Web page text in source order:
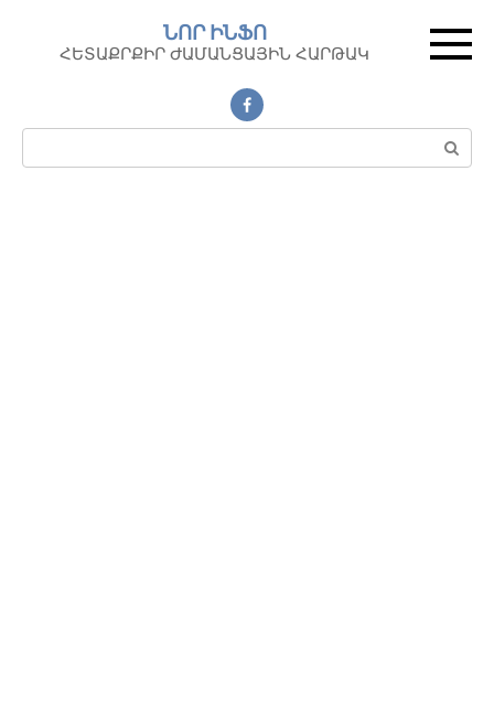
контенту
ՆՈՐ ԻՆՖՈ
ՀԵՏԱՔՐՔԻՐ ԺԱՄԱՆՑԱՅԻՆ ՀԱՐԹԱԿ
Поиск: